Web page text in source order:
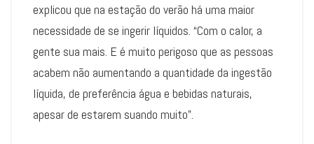
explicou que na estação do verão há uma maior
necessidade de se ingerir líquidos. “Com o calor, a
gente sua mais. E é muito perigoso que as pessoas
acabem não aumentando a quantidade da ingestão
líquida, de preferência água e bebidas naturais,
apesar de estarem suando muito”.